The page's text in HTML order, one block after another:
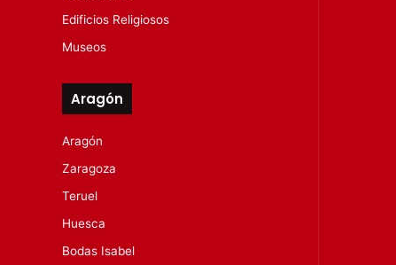
Edificios Religiosos
Museos
Aragón
Aragón
Zaragoza
Teruel
Huesca
Bodas Isabel